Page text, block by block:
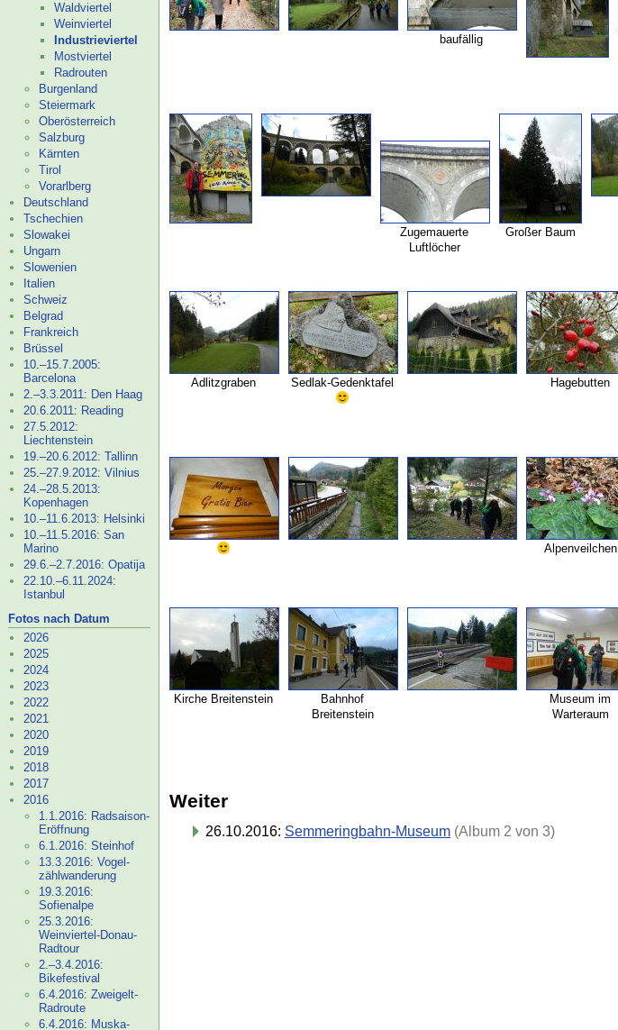
Waldviertel
Weinviertel
Industrieviertel
Mostviertel
Radrouten
Burgenland
Steiermark
Oberösterreich
Salzburg
Kärnten
Tirol
Vorarlberg
Deutschland
Tschechien
Slowakei
Ungarn
Slowenien
Italien
Schweiz
Belgrad
Frankreich
Brüssel
10.–15.7.2005:
Barcelona
2.–3.3.2011: Den Haag
20.6.2011: Reading
27.5.2012:
Liechtenstein
19.–20.6.2012: Tallinn
25.–27.9.2012: Vilnius
24.–28.5.2013:
Kopenhagen
10.–11.6.2013: Helsinki
10.–11.5.2016: San
Marino
29.6.–2.7.2016: Opatija
22.10.–6.11.2024:
Istanbul
Fotos nach Datum
2026
2025
2024
2023
2022
2021
2020
2019
2018
2017
2016
1.1.2016: Radsaison-
Eröffnung
6.1.2016: Steinhof
13.3.2016: Vogel-
zählwanderung
19.3.2016:
Sofienalpe
25.3.2016:
Weinviertel-Donau-
Radtour
2.–3.4.2016:
Bikefestival
6.4.2016: Zweigelt-
Radroute
6.4.2016: Muska-
baufällig
Zugemauerte
Luftlöcher
Großer Baum
Adlitzgraben Sedlak-Gedenktafel Hagebutten
Alpenveilchen
Kirche Breitenstein
Bahnhof
Breitenstein
Museum im
Warteraum
Weiter
26.10.2016: Semmeringbahn-Museum (Album 2 von 3)